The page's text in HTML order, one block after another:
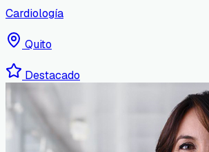
Cardiología
Quito
Destacado